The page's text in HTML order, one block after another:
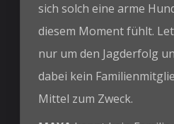
sich solch eine arme
diesem Moment fühlt.
nur um den Jagderfolg
dabei kein
Mittel zum Zweck.